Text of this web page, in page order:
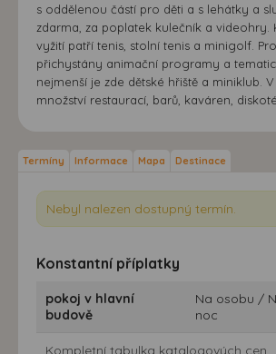
s oddělenou částí pro děti a s lehátky a
zdarma, za poplatek kulečník a videohry.
vyžití patří tenis, stolní tenis a minigolf.
přichystány animační programy a
nejmenší je zde dětské hřiště a miniklub.
množství restaurací, barů, kaváren,
Termíny Informace Mapa Destinace
Nebyl nalezen dostupný termín.
Konstantní příplatky
pokoj v hlavní
budově
Na osobu /
noc
Kompletní tabulka katalogových cen